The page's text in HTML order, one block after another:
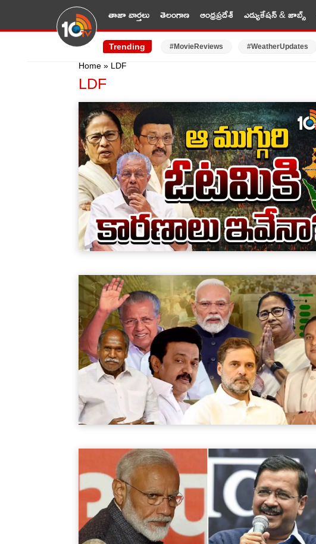
తాజా వార్తలు తెలంగాణ ఆంధ్రప్రదేశ్ ఎడ్యుకేషన్ & జాబ్స్
Trending #MovieReviews #WeatherUpdates
Home » LDF
LDF